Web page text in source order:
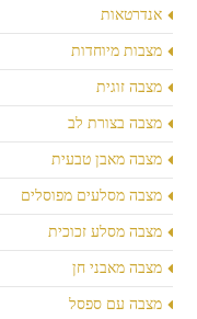
אנדרטאות
מצבות מיוחדות
מצבה זוגית
מצבה בצורת לב
מצבה מאבן טבעית
מצבה מסלעים מפוסלים
מצבה מסלע זכוכית
מצבה מאבני חן
מצבה עם ספסל